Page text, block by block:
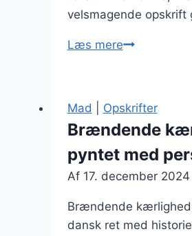
velsmagende opskrift
Læs mereBrændende
kartoffelmos
hyggelige
middage
Mad Opskrifter
Brændende
pyntet med
Af 17. december 2024
Brændende
dansk ret med historie